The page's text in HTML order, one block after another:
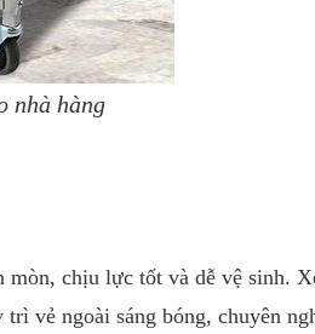
nhà hàng
mòn, chịu lực tốt và dễ vệ sinh.
vẻ ngoài sáng bóng, chuyên